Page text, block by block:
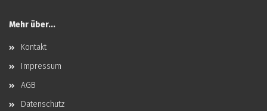
Mehr über...
Kontakt
Impressum
AGB
Datenschutz